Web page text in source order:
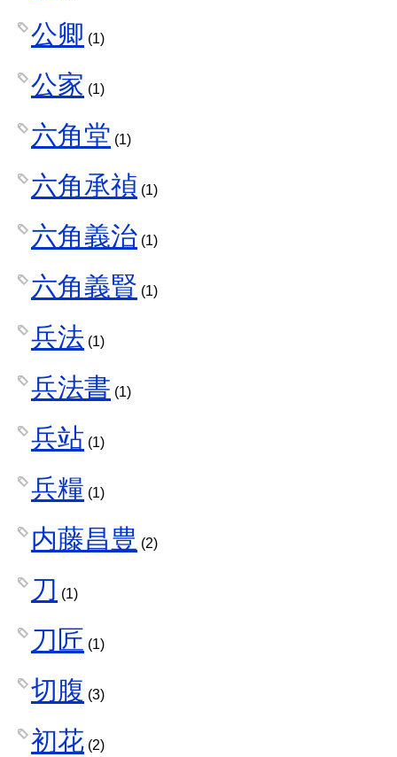
公卿 (1)
公家 (1)
六角堂 (1)
六角承禎 (1)
六角義治 (1)
六角義賢 (1)
兵法 (1)
兵法書 (1)
兵站 (1)
兵糧 (1)
内藤昌豊 (2)
刀 (1)
刀匠 (1)
切腹 (3)
初花 (2)